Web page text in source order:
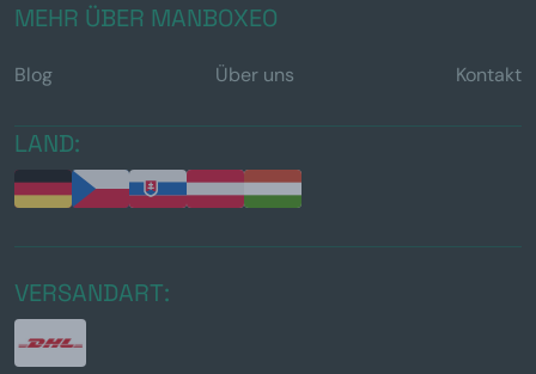
MEHR ÜBER MANBOXEO
Blog Über uns Kontakt
LAND:
VERSANDART: